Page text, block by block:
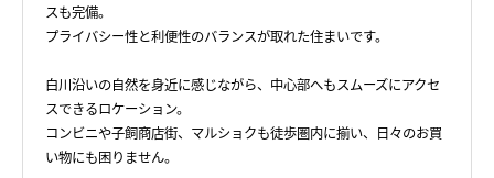
スも完備。
プライバシー性と利便性のバランスが取れた住まいです。
白川沿いの自然を身近に感じながら、中心部へもスムーズにアクセ
スできるロケーション。
コンビニや子飼商店街、マルショクも徒歩圏内に揃い、日々のお買
い物にも困りません。